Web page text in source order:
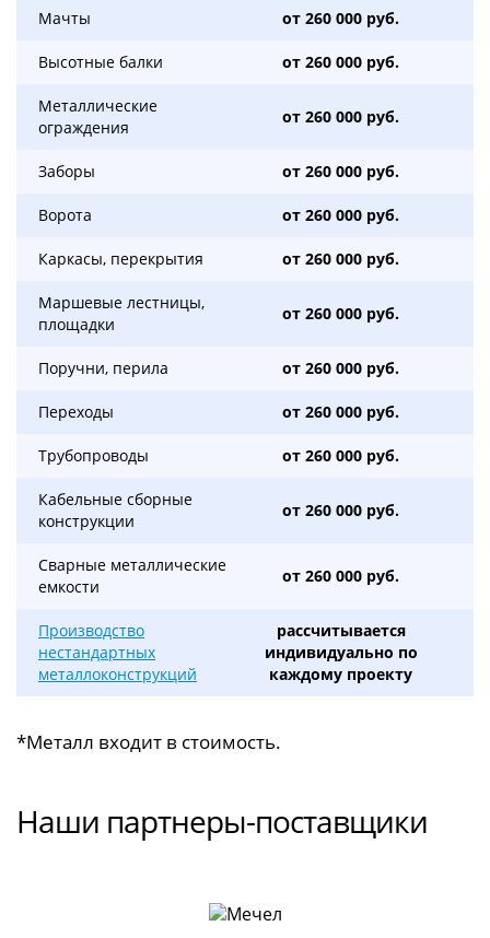
Мачты от 260 000 руб.
Высотные балки от 260 000 руб.
Металлические
ограждения
от 260 000 руб.
Заборы от 260 000 руб.
Ворота от 260 000 руб.
Каркасы, перекрытия от 260 000 руб.
Маршевые лестницы,
площадки
от 260 000 руб.
Поручни, перила от 260 000 руб.
Переходы от 260 000 руб.
Трубопроводы от 260 000 руб.
Кабельные сборные
конструкции
от 260 000 руб.
Сварные металлические
емкости
от 260 000 руб.
Производство
нестандартных
металлоконструкций
рассчитывается
индивидуально по
каждому проекту
*Металл входит в стоимость.
Наши партнеры-поставщики